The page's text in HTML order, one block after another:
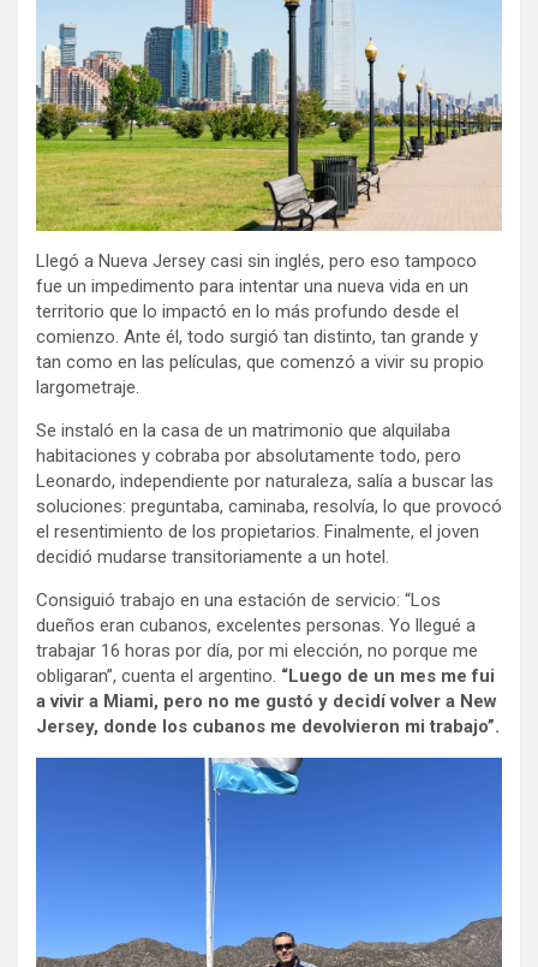
Llegó a Nueva Jersey casi sin inglés, pero eso tampoco
fue un impedimento para intentar una nueva vida en un
territorio que lo impactó en lo más profundo desde el
comienzo. Ante él, todo surgió tan distinto, tan grande y
tan como en las películas, que comenzó a vivir su propio
largometraje.
Se instaló en la casa de un matrimonio que alquilaba
habitaciones y cobraba por absolutamente todo, pero
Leonardo, independiente por naturaleza, salía a buscar las
soluciones: preguntaba, caminaba, resolvía, lo que provocó
el resentimiento de los propietarios. Finalmente, el joven
decidió mudarse transitoriamente a un hotel.
Consiguió trabajo en una estación de servicio: “Los
dueños eran cubanos, excelentes personas. Yo llegué a
trabajar 16 horas por día, por mi elección, no porque me
obligaran”, cuenta el argentino. “Luego de un mes me fui
a vivir a Miami, pero no me gustó y decidí volver a New
Jersey, donde los cubanos me devolvieron mi trabajo”.